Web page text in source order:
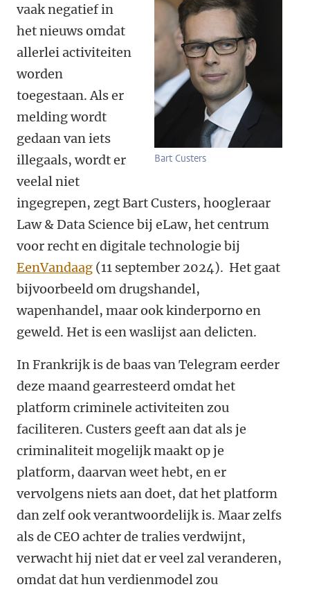
Bart Custers
vaak negatief in
het nieuws omdat
allerlei activiteiten
worden
toegestaan. Als er
melding wordt
gedaan van iets
illegaals, wordt er
veelal niet
ingegrepen, zegt Bart Custers, hoogleraar
Law & Data Science bij eLaw, het centrum
voor recht en digitale technologie bij
EenVandaag (11 september 2024). Het gaat
bijvoorbeeld om drugshandel,
wapenhandel, maar ook kinderporno en
geweld. Het is een waslijst aan delicten.
In Frankrijk is de baas van Telegram eerder
deze maand gearresteerd omdat het
platform criminele activiteiten zou
faciliteren. Custers geeft aan dat als je
criminaliteit mogelijk maakt op je
platform, daarvan weet hebt, en er
vervolgens niets aan doet, dat het platform
dan zelf ook verantwoordelijk is. Maar zelfs
als de CEO achter de tralies verdwijnt,
verwacht hij niet dat er veel zal veranderen,
omdat dat hun verdienmodel zou